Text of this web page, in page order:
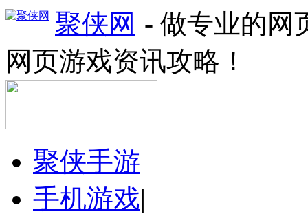
聚侠网 - 做专业的网
网页游戏资讯攻略！
聚侠手游
手机游戏|